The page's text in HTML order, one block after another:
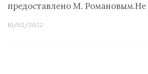
предоставлено М.
10/02/2022